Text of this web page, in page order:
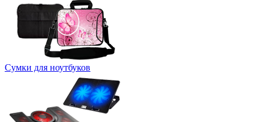
Сумки для ноутбуков